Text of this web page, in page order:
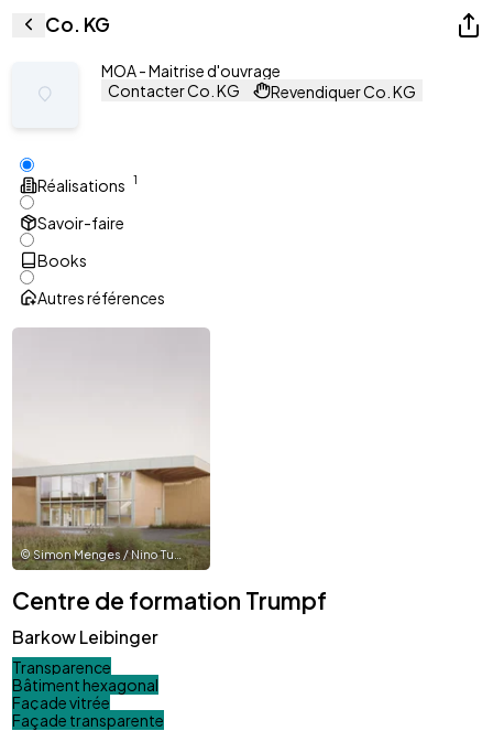
Co. KG
MOA - Maitrise d'ouvrage
Contacter Co. KG
Revendiquer Co. KG
Réalisations 1
Savoir-faire
Books
Autres références
©Simon Menges / Nino Tugushi
Centre de formation Trumpf
Barkow Leibinger
Transparence
Bâtiment hexagonal
Façade vitrée
Façade transparente